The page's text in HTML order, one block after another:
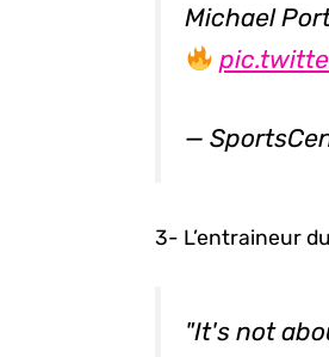
Michael
—
3- L’entraineur
"It's not